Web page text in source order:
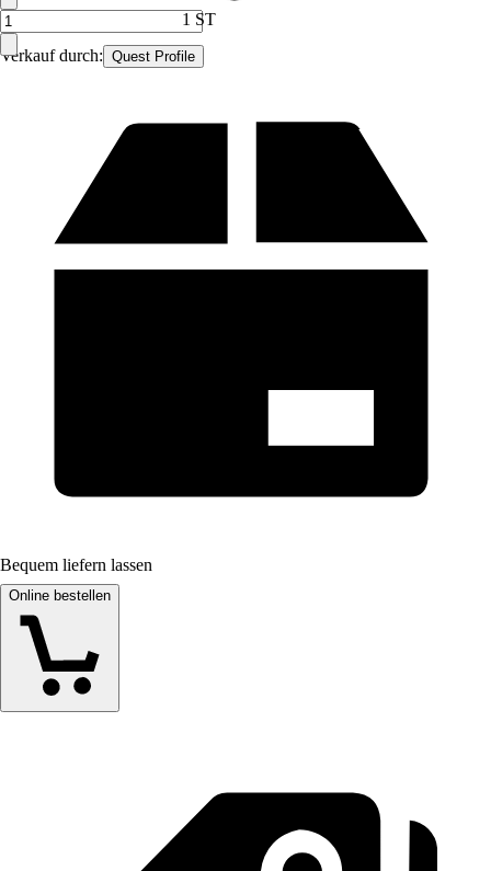
Verkauf durch: Quest Profile
1 ST
Bequem liefern lassen
Online bestellen